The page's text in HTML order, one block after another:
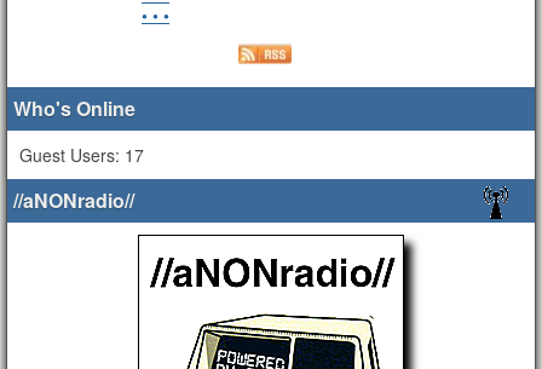
• • •
Who's Online
Guest Users: 17
//aNONradio//